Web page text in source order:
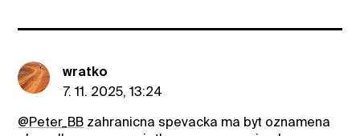
wratko
7. 11. 2025, 13:24
@Peter_BB zahranicna spevacka ma byt oznamena